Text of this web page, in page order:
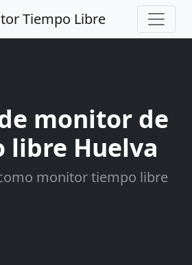
Tiempo Libre
monitor de
libre Huelva
monitor tiempo libre